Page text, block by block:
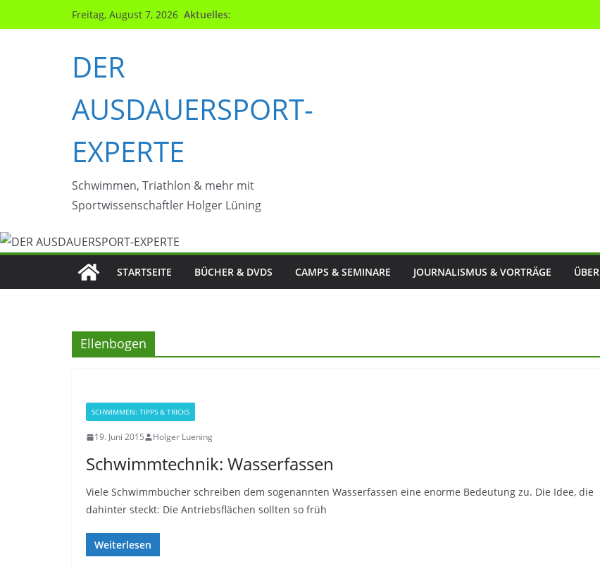
Inhalt
Freitag, August 7, 2026 Aktuelles:
DER
AUSDAUERSPORT-
EXPERTE
Schwimmen, Triathlon & mehr mit
Sportwissenschaftler Holger Lüning
STARTSEITE BÜCHER & DVDS CAMPS & SEMINARE JOURNALISMUS & VORTRÄGE ÜBER
Ellenbogen
SCHWIMMEN: TIPPS & TRICKS
19. Juni 2015 Holger Luening
Schwimmtechnik: Wasserfassen
Viele Schwimmbücher schreiben dem sogenannten Wasserfassen eine enorme Bedeutung zu. Die Idee, die
dahinter steckt: Die Antriebsflächen sollten so früh
Weiterlesen